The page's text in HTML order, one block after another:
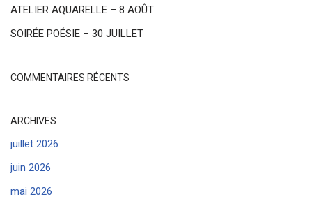
ATELIER AQUARELLE – 8 AOÛT
SOIRÉE POÉSIE – 30 JUILLET
COMMENTAIRES RÉCENTS
ARCHIVES
juillet 2026
juin 2026
mai 2026